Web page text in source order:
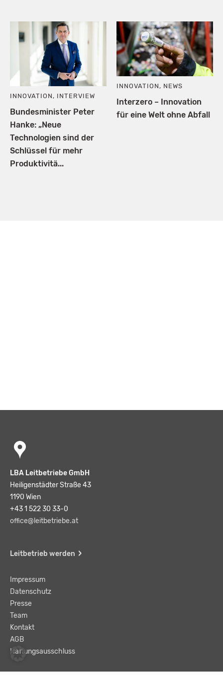
INNOVATION , INTERVIEW
Bundesminister Peter
Hanke: „Neue
Technologien sind der
Schlüssel für mehr
Produktivitä...
INNOVATION , NEWS
Interzero – Innovation
für eine Welt ohne Abfall
LBA Leitbetriebe GmbH
Heiligenstädter Straße 43
1190 Wien
+43 1 522 30 33-0
office@leitbetriebe.at
Leitbetrieb werden
Impressum
Datenschutz
Presse
Team
Kontakt
AGB
Haftungsausschluss